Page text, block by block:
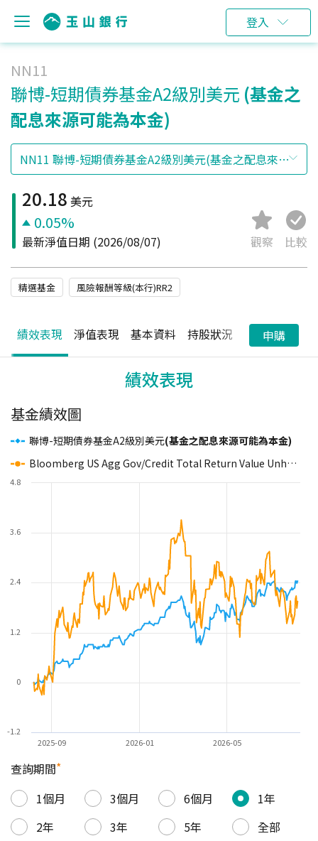
登入
NN11
聯博-短期債券基金A2級別美元 (基金之
配息來源可能為本金)
20.18 美元
0.05%
最新淨值日期 (2026/08/07) 觀察 比較
精選基金 風險報酬等級(本行)RR2
績效表現 淨值表現 基本資料 持股狀況 配息狀況
申購
績效表現
基金績效圖
聯博-短期債券基金A2級別美元(基金之配息來源可能為本金)
Bloomberg US Agg Gov/Credit Total Return Value Unhedged USD
2026-01
2025-09 2026-05
-1.2
0
1.2
2.4
3.6
4.8
查詢期間*
1個月
3個月 6個月
1年
2年
3年 5年
全部